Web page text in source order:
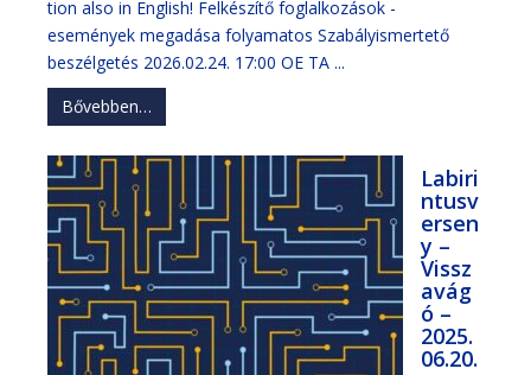
tion also in English! Felkészítő foglalkozások -
események megadása folyamatos Szabályismertető
beszélgetés 2026.02.24. 17:00 OE TA ...
Bővebben…
Labiri
ntusv
ersen
y –
Vissz
avág
ó –
2025.
06.20.